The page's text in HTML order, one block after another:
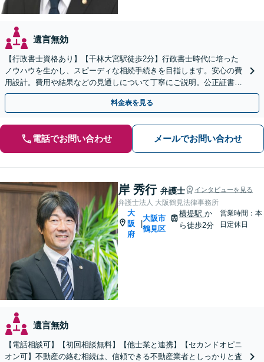
遺言無効
【行政書士資格あり】【千林大宮駅徒歩2分】行政書士時代に培った
ノウハウを生かし、スピーディな相続手続きを目指します。安心の費
用設計。費用や結果などの見通しについて丁寧にご説明。公正証書遺
言や遺言執行人にも対応。【初回相談無料】【当日相談可】
料金表を見る
電話でお問い合わせ メールでお問い合わせ
岸 秀行 弁護士 インタビューを見る
弁護士法人 大阪鶴見法律事務所
大
阪
府
大阪市
鶴見区
横堤駅 か
ら徒歩2分
営業時間：本
日定休日
遺言無効
【電話相談可】【初回相談無料】【他士業と連携】【セカンドオピニ
オン可】不動産の絡む相続は、信頼できる不動産業者としっかりと査